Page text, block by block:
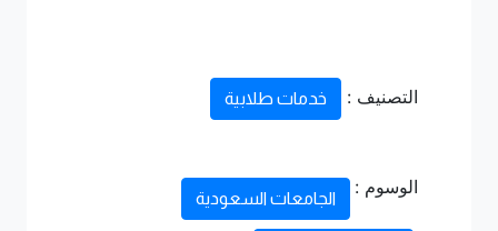
التصنيف : خدمات طلابية
الوسوم :
الجامعات السعودية